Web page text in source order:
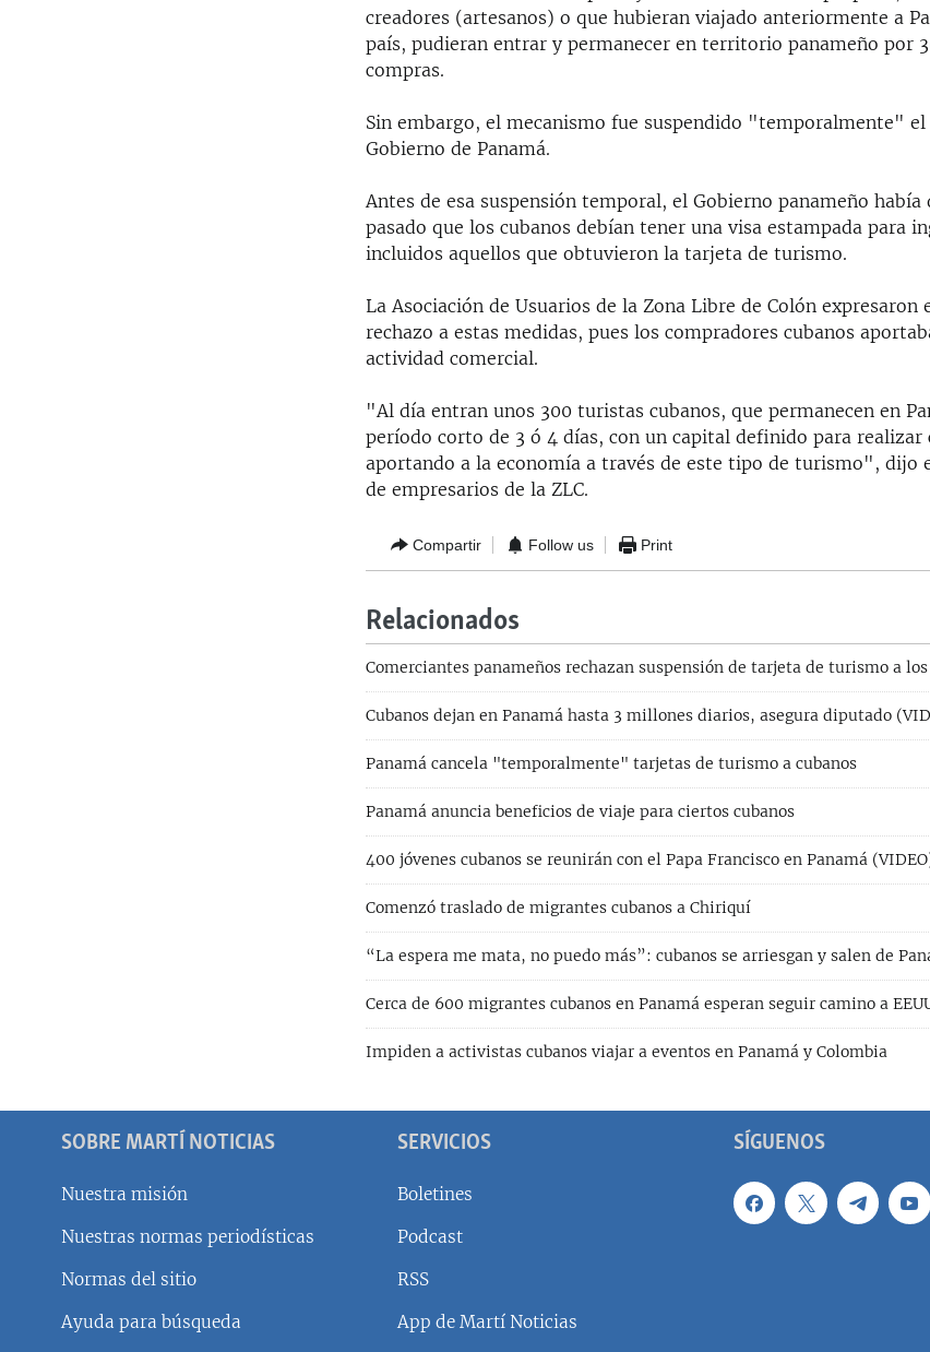
creadores (artesanos) o que hubieran viajado anteriormente a
país, pudieran entrar y permanecer en territorio panameño por
compras.
Sin embargo, el mecanismo fue suspendido "temporalmente"
Gobierno de Panamá.
Antes de esa suspensión temporal, el Gobierno panameño había
pasado que los cubanos debían tener una visa estampada para
incluidos aquellos que obtuvieron la tarjeta de turismo.
La Asociación de Usuarios de la Zona Libre de Colón expresaron
rechazo a estas medidas, pues los compradores cubanos
actividad comercial.
"Al día entran unos 300 turistas cubanos, que permanecen en
período corto de 3 ó 4 días, con un capital definido para realizar
aportando a la economía a través de este tipo de turismo", dijo
de empresarios de la ZLC.
Compartir Follow us Print
Relacionados
Comerciantes panameños rechazan suspensión de tarjeta de turismo a los
Cubanos dejan en Panamá hasta 3 millones diarios, asegura diputado
Panamá cancela "temporalmente" tarjetas de turismo a cubanos
Panamá anuncia beneficios de viaje para ciertos cubanos
400 jóvenes cubanos se reunirán con el Papa Francisco en Panamá
Comenzó traslado de migrantes cubanos a Chiriquí
“La espera me mata, no puedo más”: cubanos se arriesgan y salen de
Cerca de 600 migrantes cubanos en Panamá esperan seguir camino a
Impiden a activistas cubanos viajar a eventos en Panamá y Colombia
SÍGUENOS
SOBRE MARTÍ NOTICIAS
Nuestra misión
Nuestras normas periodísticas
Normas del sitio
Ayuda para búsqueda
SERVICIOS
Boletines
Podcast
RSS
App de Martí Noticias